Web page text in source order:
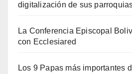
digitalización de sus
La Conferencia Episcopal
con Ecclesiared
Los 9 Papas más importantes